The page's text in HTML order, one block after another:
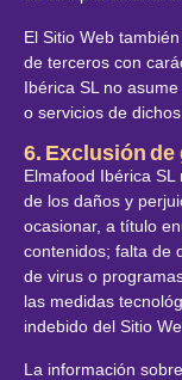
El Sitio Web
de terceros con
Ibérica SL no
o servicios de dichos
6. Exclusión
Elmafood Ibérica
de los daños y
ocasionar, a título
contenidos; falta de
de virus o
las medidas
indebido del Sitio
La información